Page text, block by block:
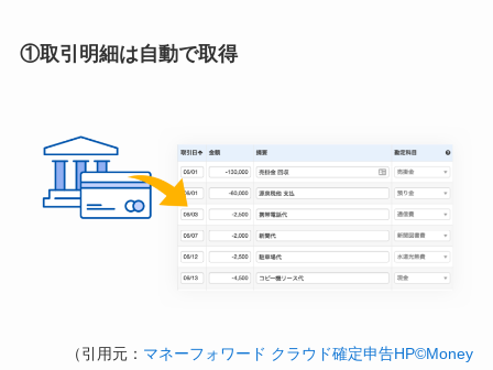
①取引明細は自動で取得
（引用元： マネーフォワード クラウド確定申告HP©Money